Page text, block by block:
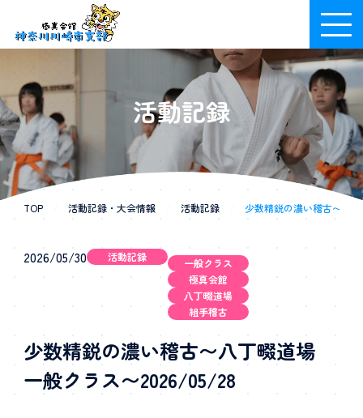
活動記録
TOP 活動記録・大会情報 活動記録 少数精鋭の濃い稽古〜八
2026/05/30 活動記録
一般クラス
極真会館
八丁畷道場
組手稽古
少数精鋭の濃い稽古〜八丁畷道場
一般クラス〜2026/05/28